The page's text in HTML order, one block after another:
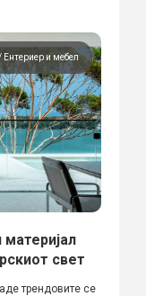
Ентериер и мебел
свет
трендовите се